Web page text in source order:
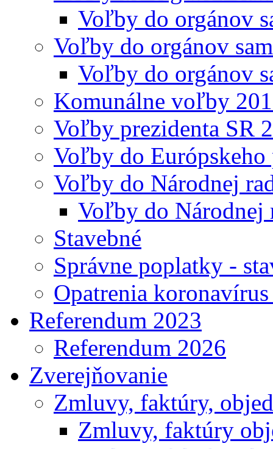
Voľby do orgánov
Voľby do orgánov
Voľby do orgánov
Komunálne voľby
Voľby prezidenta SR
Voľby do Európskeho
Voľby do Národnej
Voľby do Národnej
Stavebné
Správne poplatky -
Opatrenia
Referendum 2023
Referendum 2026
Zverejňovanie
Zmluvy, faktúry,
Zmluvy, faktúry